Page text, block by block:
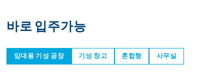
바로 입주가능
임대용 기성 공장 기성 창고 혼합형 사무실